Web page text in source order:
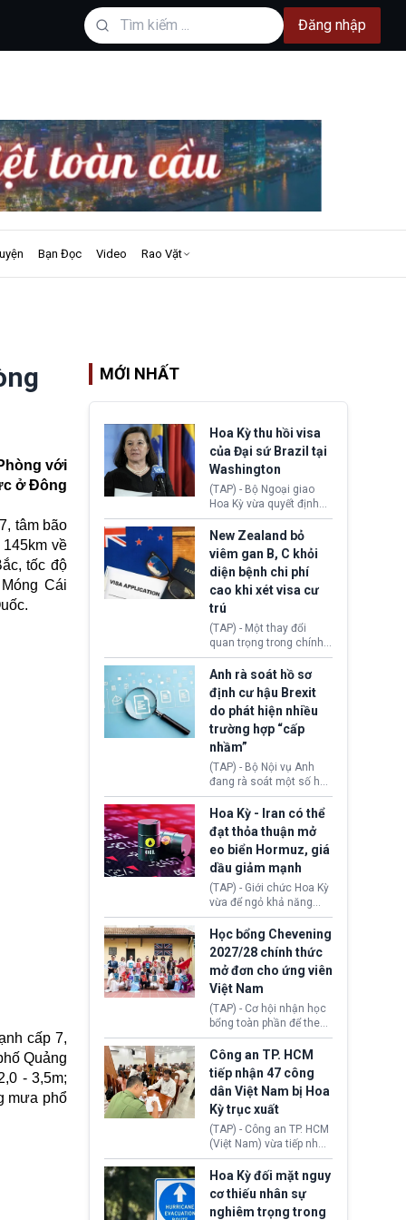
Đăng nhập
Bạn Đọc Video Rao Vặt
với
ở Đông
tâm bão
về
tốc độ
Cái
cấp 7,
Quảng
- 3,5m;
mưa phổ
MỚI NHẤT
Hoa Kỳ thu hồi visa
của Đại sứ Brazil tại
Washington
(TAP) - Bộ Ngoại giao
Hoa Kỳ vừa quyết định
thu hồi thị thực (visa)
của bà Maria Luiza
Ribeiro Viotti - Đại sứ
Brazil tại Washington.
Động thái trên diễn ra
trong bối cảnh tranh
chấp ngoại giao giữa
chính quyền Tổng thống
Donald Trump và chính
phủ cánh tả Tổng thống
da Silva đang leo thang
gay gắt.
New Zealand bỏ
viêm gan B, C khỏi
diện bệnh chi phí
cao khi xét visa cư
trú
(TAP) - Một thay đổi
quan trọng trong chính
sách nhập cư của New
Zealand đang mở ra
thêm cơ hội cho nhiều
người muốn định cư. Từ
nay, người mắc viêm
gan B hoặc viêm gan C
sẽ không còn bị mặc
định không đáp ứng tiêu
chuẩn sức khỏe chỉ vì
chi phí điều trị khi nộp hồ
Anh rà soát hồ sơ
định cư hậu Brexit
do phát hiện nhiều
trường hợp “cấp
nhầm”
(TAP) - Bộ Nội vụ Anh
đang rà soát một số hồ
sơ thuộc Chương trình
Định cư EU (EU
Settlement Scheme -
EUSS) sau khi xác định
có trường hợp được cấp
quy chế cư trú hậu
Brexit “do nhầm lẫn”.
Động thái này làm dấy
lên lo ngại về việc thực
thi Thỏa thuận Rút khỏi
Liên minh châu Âu
(Withdrawal
Agreement).
Hoa Kỳ - Iran có thể
đạt thỏa thuận mở
eo biển Hormuz, giá
dầu giảm mạnh
(TAP) - Giới chức Hoa Kỳ
vừa để ngỏ khả năng
sớm đạt thỏa thuận với
Iran nhằm mở lại eo biển
Hormuz, mở đường cho
việc khôi phục hoạt
động hàng hải. Những
tín hiệu ngoại giao tích
cực này lập tức tác động
đến thị trường năng
lượng, kéo giá dầu thế
giới lùi sâu xuống dưới
mức 80 USD/thùng.
Học bổng Chevening
2027/28 chính thức
mở đơn cho ứng viên
Việt Nam
(TAP) - Cơ hội nhận học
bổng toàn phần để theo
học chương trình thạc sĩ
tại Vương quốc Anh đã
chính thức quay trở lại.
Học bổng Chevening
2027/28 của Chính phủ
Anh vừa mở cổng ứng
tuyển dành riêng ứng
viên Việt Nam, hỗ trợ
toàn bộ chi phí học tập
cùng nhiều quyền lợi
trong suốt một năm
học.
Công an TP. HCM
tiếp nhận 47 công
dân Việt Nam bị Hoa
Kỳ trục xuất
(TAP) - Công an TP. HCM
(Việt Nam) vừa tiếp nhận
47 công dân Việt Nam bị
Hoa Kỳ trục xuất về
nước. Đây là đợt có số
lượng lớn nhất từ đầu
năm 2026 đến nay, phản
Hoa Kỳ đối mặt nguy
cơ thiếu nhân sự
nghiêm trọng trong